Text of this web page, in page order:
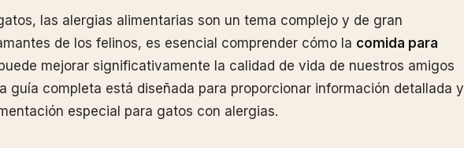
las alergias alimentarias son un tema complejo y de gran
de los felinos, es esencial comprender cómo la comida para
mejorar significativamente la calidad de vida de nuestros amigos
guía completa está diseñada para proporcionar información detallada y
especial para gatos con alergias.